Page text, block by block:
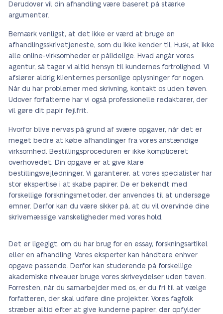
Derudover vil din afhandling være baseret på stærke
argumenter.
Bemærk venligst, at det ikke er værd at bruge en
afhandlingsskrivetjeneste, som du ikke kender til. Husk, at ikke
alle online-virksomheder er pålidelige. Hvad angår vores
agentur, så tager vi altid hensyn til kundernes fortrolighed. Vi
afslører aldrig klienternes personlige oplysninger for nogen.
Når du har problemer med skrivning, kontakt os uden tøven.
Udover forfatterne har vi også professionelle redaktører, der
vil gøre dit papir fejlfrit.
Hvorfor blive nervøs på grund af svære opgaver, når det er
meget bedre at købe afhandlinger fra vores anstændige
virksomhed. Bestillingsproceduren er ikke kompliceret
overhovedet. Din opgave er at give klare
bestillingsvejledninger. Vi garanterer, at vores specialister har
stor ekspertise i at skabe papirer. De er bekendt med
forskellige forskningsmetoder, der anvendes til at undersøge
emner. Derfor kan du være sikker på, at du vil overvinde dine
skrivemæssige vanskeligheder med vores hold.
Det er ligegigt, om du har brug for en essay, forskningsartikel
eller en afhandling. Vores eksperter kan håndtere enhver
opgave passende. Derfor kan studerende på forskellige
akademiske niveauer bruge vores skriveydelser uden tøven.
Forresten, når du samarbejder med os, er du fri til at vælge
forfatteren, der skal udføre dine projekter. Vores fagfolk
stræber altid efter at give kunderne papirer, der opfylder